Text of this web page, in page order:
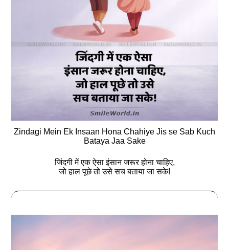
Zindagi Mein Ek Insaan Hona Chahiye Jis se Sab Kuch
Bataya Jaa Sake
जिंदगी में एक ऐसा इंसान जरूर होना चाहिए,
जो हाल पूछे तो उसे सच बताया जा सके!